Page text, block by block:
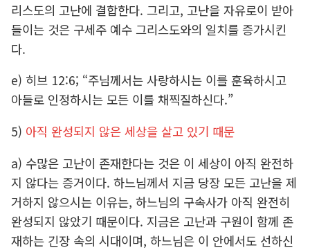
리스도의 고난에 결합한다. 그리고, 고난을 자유로이 받아
들이는 것은 구세주 예수 그리스도와의 일치를 증가시킨
다.
e) 히브 12:6; “주님께서는 사랑하시는 이를 훈육하시고
아들로 인정하시는 모든 이를 채찍질하신다.”
5) 아직 완성되지 않은 세상을 살고 있기 때문
a) 수많은 고난이 존재한다는 것은 이 세상이 아직 완전하
지 않다는 증거이다. 하느님께서 지금 당장 모든 고난을 제
거하지 않으시는 이유는, 하느님의 구속사가 아직 완전히
완성되지 않았기 때문이다. 지금은 고난과 구원이 함께 존
재하는 긴장 속의 시대이며, 하느님은 이 안에서도 선하신